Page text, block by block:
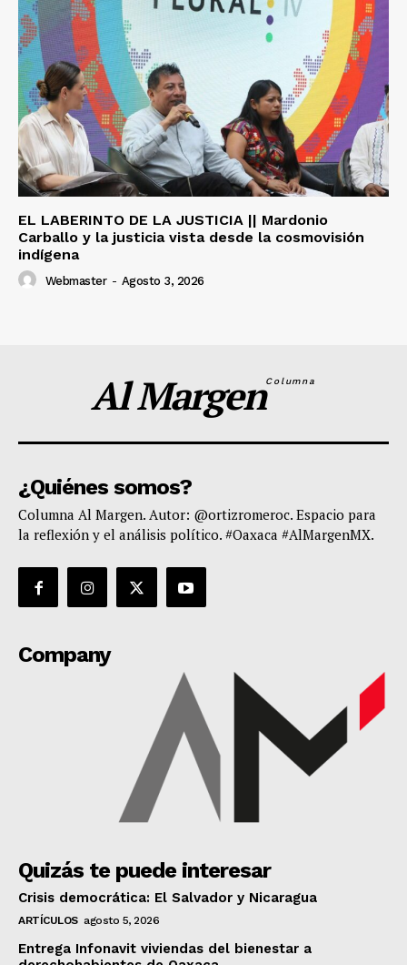
EL LABERINTO DE LA JUSTICIA || Mardonio
Carballo y la justicia vista desde la cosmovisión
indígena
Webmaster - Agosto 3, 2026
Al MargenColumna
¿Quiénes somos?
Columna Al Margen. Autor: @ortizromeroc. Espacio para
la reflexión y el análisis político. #Oaxaca #AlMargenMX.
Company
Quizás te puede interesar
Crisis democrática: El Salvador y Nicaragua
ARTÍCULOS agosto 5, 2026
Entrega Infonavit viviendas del bienestar a